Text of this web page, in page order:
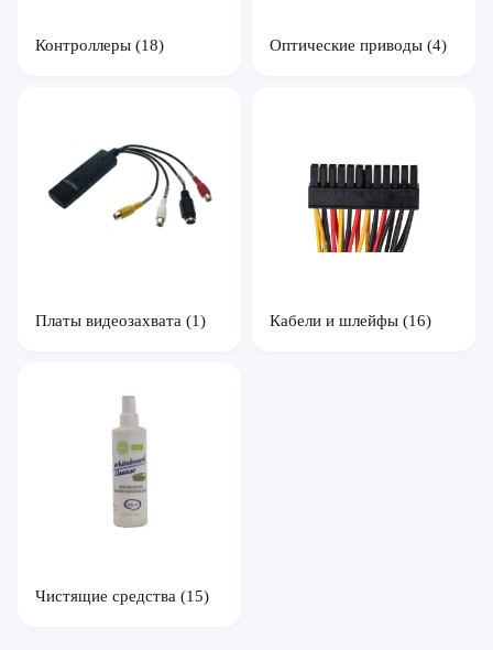
Контроллеры (18) Оптические приводы (4)
Платы видеозахвата (1) Кабели и шлейфы (16)
Чистящие средства (15)